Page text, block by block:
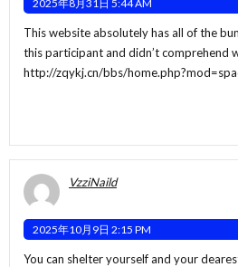
2025年8月31日 5:44 AM
This website absolutely has all of the
this participant and didn’t comprehend
http://zqykj.cn/bbs/
VzziNaild
2025年10月9日 2:15 PM
You can shelter yourself and your